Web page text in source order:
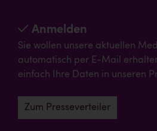
Anmelden
Sie wollen unsere aktuellen
automatisch per E-Mail
einfach Ihre Daten in unseren
Zum Presseverteiler